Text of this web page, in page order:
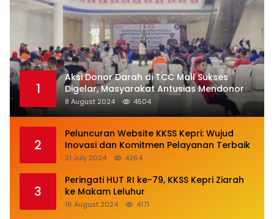
1
Aksi Donor Darah di TCC Mall Sukses
Digelar, Masyarakat Antusias Mendonor
8 August 2024 4504
2
Peluncuran Website KKSS Kepri: Wujud
Inovasi dan Komitmen Pelayanan Terbaik
21 July 2024 4264
3
Peringati HUT RI ke-79, KKSS Kepri Ziarah
ke Makam Leluhur
16 August 2024 4171